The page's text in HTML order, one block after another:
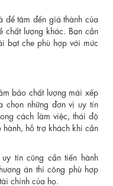
để tâm đến giá thành của
chất lượng khác. Bạn cần
bạt che phù hợp với mức
bảo chất lượng mái xếp
chọn những đơn vị uy tín
cách làm việc, thái độ
hành, hỗ trợ khách khi cần
tín cũng cần tiến hành
án thi công phù hợp
chính của họ.